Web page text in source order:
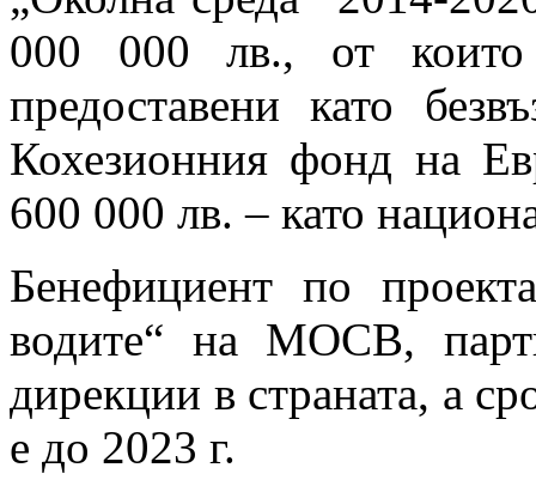
000 000 лв., от
предоставени като
Кохезионния фонд на
600 000 лв. – като
Бенефициент по
водите“ на МОСВ,
дирекции в страната, а
е до 2023 г.